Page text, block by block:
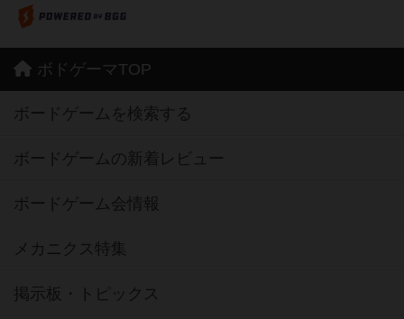
ボドゲーマTOP
ボードゲームを検索する
ボードゲームの新着レビュー
ボードゲーム会情報
メカニクス特集
掲示板・トピックス